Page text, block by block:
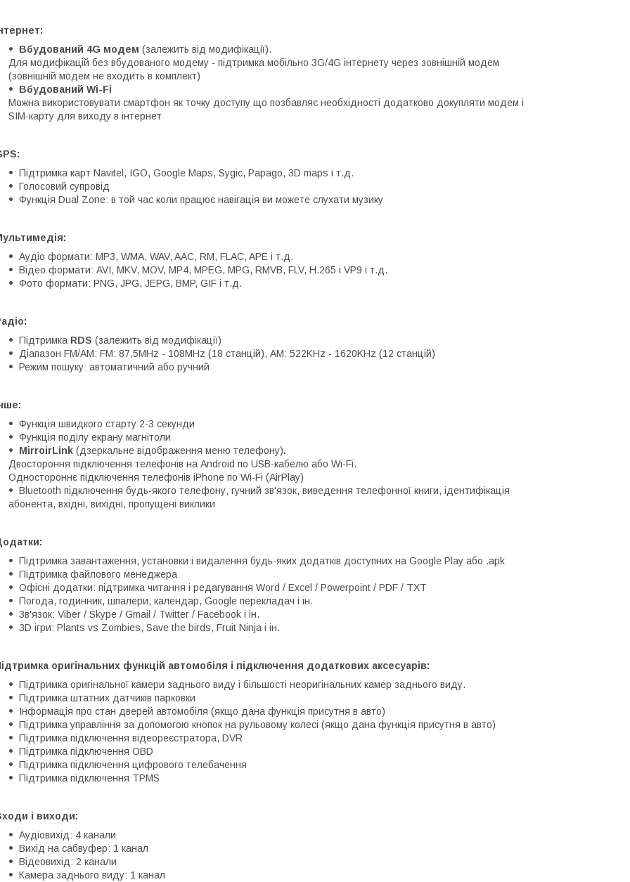
Вбудований 4G модем (залежить від модифікації).
Для модифікацій без вбудованого модему - підтримка мобільно 3G/4G інтернету через зовнішній модем
(зовнішній модем не входить в комплект)
Вбудований Wi-Fi
Можна використовувати смартфон як точку доступу що позбавляє необхідності додатково докупляти модем і
SIM-карту для виходу в інтернет
Підтримка карт Navitel, IGO, Google Maps, Sygic, Papago, 3D maps і т.д.
Голосовий супровід
Функція Dual Zone: в той час коли працює навігація ви можете слухати музику
Аудіо формати: MP3, WMA, WAV, AAC, RM, FLAC, APE і т.д.
Відео формати: AVI, MKV, MOV, MP4, MPEG, MPG, RMVB, FLV, H.265 і VP9 і т.д.
Фото формати: PNG, JPG, JEPG, BMP, GIF і т.д.
Підтримка RDS (залежить від модифікації)
Діапазон FM/AM: FM: 87,5MHz - 108MHz (18 станцій), АМ: 522KHz - 1620KHz (12 станцій)
Режим пошуку: автоматичний або ручний
Функція швидкого старту 2-3 секунди
Функція поділу екрану магнітоли
MirroirLink (дзеркальне відображення меню телефону).
Двостороння підключення телефонів на Android по USB-кабелю або Wi-Fi.
Одностороннє підключення телефонів iPhone по Wi-Fi (AirPlay)
Bluetooth підключення будь-якого телефону, гучний зв'язок, виведення телефонної книги, ідентифікація
абонента, вхідні, вихідні, пропущені виклики
Підтримка завантаження, установки і видалення будь-яких додатків доступних на Google Play або .apk
Підтримка файлового менеджера
Офісні додатки: підтримка читання і редагування Word / Excel / Powerpoint / PDF / TXT
Погода, годинник, шпалери, календар, Google перекладач і ін.
Зв'язок: Viber / Skype / Gmail / Twitter / Facebook і ін.
3D ігри: Plants vs Zombies, Save the birds, Fruit Ninja і ін.
оригінальних функцій автомобіля і підключення додаткових аксесуарів:
Підтримка оригінальної камери заднього виду і більшості неоригінальних камер заднього виду.
Підтримка штатних датчиків парковки
Інформація про стан дверей автомобіля (якщо дана функція присутня в авто)
Підтримка управління за допомогою кнопок на рульовому колесі (якщо дана функція присутня в авто)
Підтримка підключення відеореєстратора, DVR
Підтримка підключення OBD
Підтримка підключення цифрового телебачення
Підтримка підключення TPMS
і виходи:
Аудіовихід: 4 канали
Вихід на сабвуфер: 1 канал
Відеовихід: 2 канали
Камера заднього виду: 1 канал